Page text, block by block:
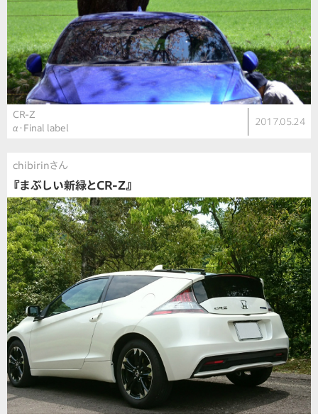
CR-Z
α・Final label
2017.05.24
chibirinさん
『まぶしい新緑とCR-Z』